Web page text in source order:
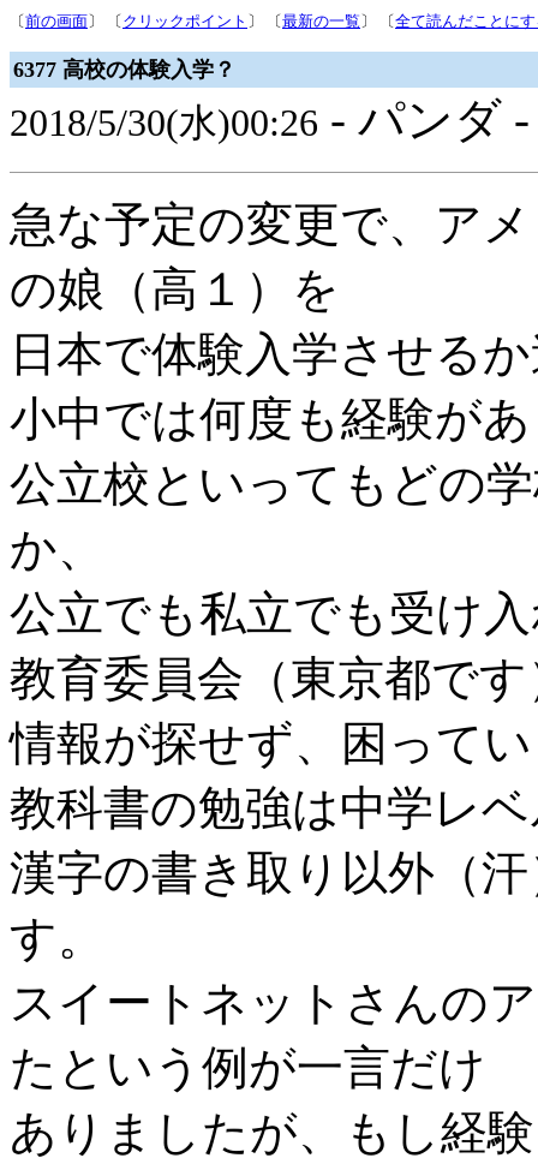
〔前の画面〕 〔 クリックポイント 〕 〔最新の一覧 〕 〔全て読んだことに
6377 高校の体験入学？
2018/5/30(水)00:26 - パンダ
急な予定の変更で、ア
の娘（高１）を
日本で体験入学させる
小中では何度も経験が
公立校といってもどの
か、
公立でも私立でも受け
教育委員会（東京都で
情報が探せず、困って
教科書の勉強は中学レ
漢字の書き取り以外（
す。
スイートネットさんの
たという例が一言だけ
ありましたが、もし経